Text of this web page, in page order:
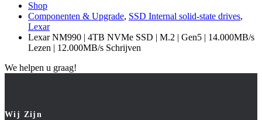
Shop
Componenten & Upgrade, SSD Internal solid-state drives,
Lexar
Lexar NM990 | 4TB NVMe SSD | M.2 | Gen5 | 14.000MB/s
Lezen | 12.000MB/s Schrijven
We helpen u graag!
Wij Zijn